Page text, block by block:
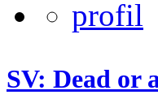
SV: Dead or